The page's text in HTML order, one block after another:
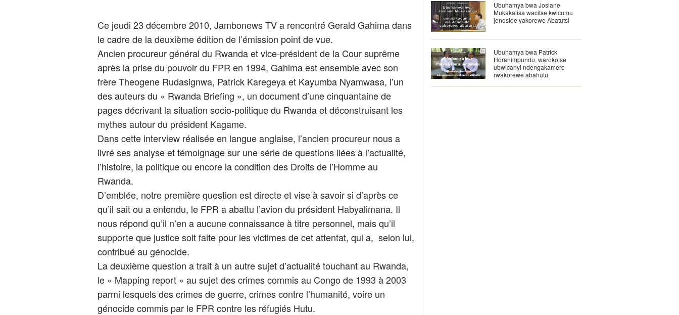
Ce jeudi 23 décembre 2010, Jambonews TV a rencontré Gerald Gahima dans
le cadre de la deuxième édition de l’émission point de vue.
Ancien procureur général du Rwanda et vice-président de la Cour suprême
après la prise du pouvoir du FPR en 1994, Gahima est ensemble avec son
frère Theogene Rudasignwa, Patrick Karegeya et Kayumba Nyamwasa, l’un
des auteurs du « Rwanda Briefing », un document d’une cinquantaine de
pages décrivant la situation socio-politique du Rwanda et déconstruisant les
mythes autour du président Kagame.
Dans cette interview réalisée en langue anglaise, l’ancien procureur nous a
livré ses analyse et témoignage sur une série de questions liées à l’actualité,
l’histoire, la politique ou encore la condition des Droits de l’Homme au
Rwanda.
D’emblée, notre première question est directe et vise à savoir si d’après ce
qu’il sait ou a entendu, le FPR a abattu l’avion du président Habyalimana. Il
nous répond qu’il n’en a aucune connaissance à titre personnel, mais qu’il
supporte que justice soit faite pour les victimes de cet attentat, qui a, selon lui,
contribué au génocide.
La deuxième question a trait à un autre sujet d’actualité touchant au Rwanda,
le « Mapping report » au sujet des crimes commis au Congo de 1993 à 2003
parmi lesquels des crimes de guerre, crimes contre l’humanité, voire un
génocide commis par le FPR contre les réfugiés Hutu.
Ubuhamya bwa Josiane
Mukakalisa wacitse kwicumu
jenoside yakorewe Abatutsi
Ubuhamya bwa Patrick
Horanimpundu, warokotse
ubwicanyi ndengakamere
rwakorewe abahutu